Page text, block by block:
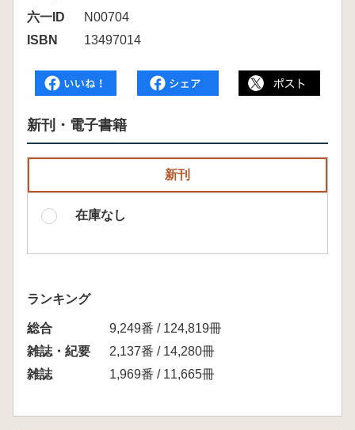
六一ID
N00704
ISBN
13497014
新刊・電子書籍
新刊
在庫なし
ランキング
総合
9,249番 / 124,819冊
雑誌・紀要
2,137番 / 14,280冊
雑誌
1,969番 / 11,665冊